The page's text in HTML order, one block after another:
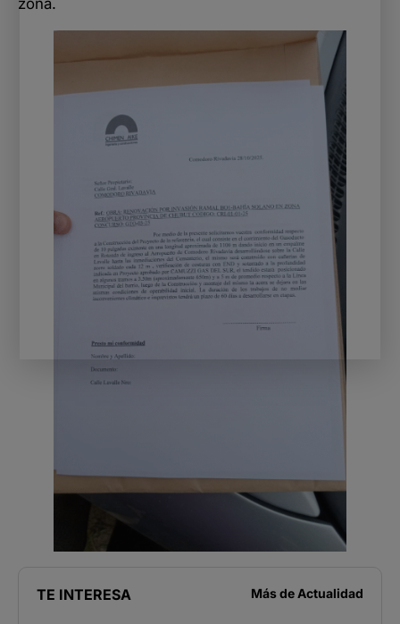
zona.
TE INTERESA Más de Actualidad